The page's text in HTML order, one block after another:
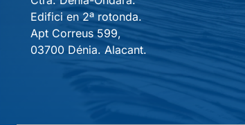
Edifici en 2ª rotonda.
Apt Correus 599,
03700 Dénia. Alacant.